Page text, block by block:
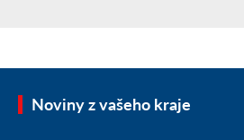
Noviny z vašeho kraje